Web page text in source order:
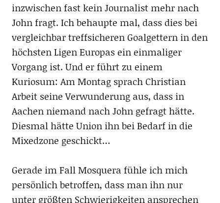
inzwischen fast kein Journalist mehr nach
John fragt. Ich behaupte mal, dass dies bei
vergleichbar treffsicheren Goalgettern in den
höchsten Ligen Europas ein einmaliger
Vorgang ist. Und er führt zu einem
Kuriosum: Am Montag sprach Christian
Arbeit seine Verwunderung aus, dass in
Aachen niemand nach John gefragt hätte.
Diesmal hätte Union ihn bei Bedarf in die
Mixedzone geschickt…
Gerade im Fall Mosquera fühle ich mich
persönlich betroffen, dass man ihn nur
unter größten Schwierigkeiten ansprechen